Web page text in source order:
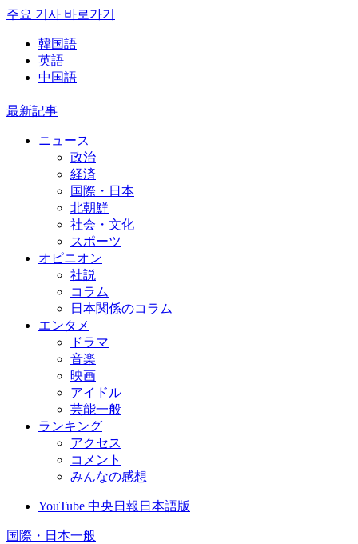
주요 기사 바로가기
韓国語
英語
中国語
最新記事
ニュース
政治
経済
国際・日本
北朝鮮
社会・文化
スポーツ
オピニオン
社説
コラム
日本関係のコラム
エンタメ
ドラマ
音楽
映画
アイドル
芸能一般
ランキング
アクセス
コメント
みんなの感想
YouTube 中央日報日本語版
国際・日本一般